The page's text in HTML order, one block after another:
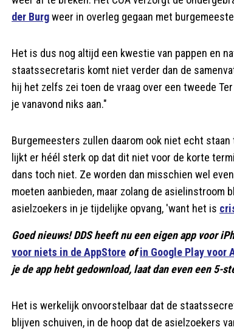
der Burgweer in overleg gegaan met
Het is dus nog altijd een kwestie van pappen en
staatssecretaris komt niet verder dan de
hij het zelfs zei toen de vraag over een tweede
je vanavond niks aan."
Burgemeesters zullen daarom ook niet echt
lijkt er héél sterk op dat dit niet voor de korte
dans toch niet. Ze worden dan misschien wel
moeten aanbieden, maar zolang de
asielzoekers in je tijdelijke opvang, 'want het is
Goed nieuws! DDS heeft nu een eigen app voor
voor niets in de AppStore ofin Google Play voor
je de app hebt gedownload, laat dan even een
Het is werkelijk onvoorstelbaar dat de
blijven schuiven, in de hoop dat de asielzoekers